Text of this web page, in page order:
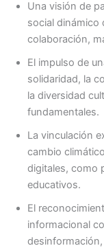
Una visión de
social dinámico
colaboración,
El impulso de
solidaridad, la
la diversidad
fundamentales.
La vinculación
cambio
digitales, como
educativos.
El
informacional